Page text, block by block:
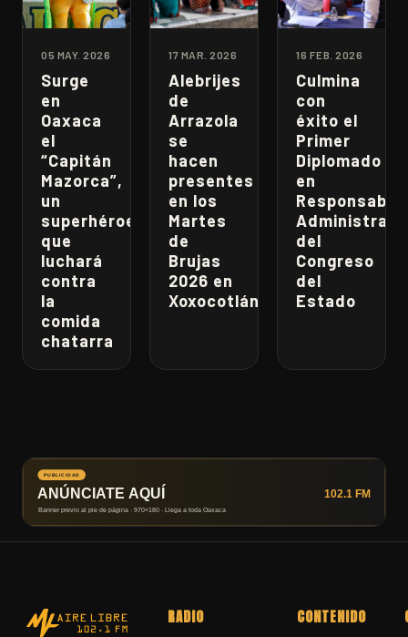
05 MAY. 2026
Surge
en
Oaxaca
el
“Capitán
Mazorca”,
un
superhéroe
que
luchará
contra
la
comida
chatarra
17 MAR. 2026
Alebrijes
de
Arrazola
se
hacen
presentes
en los
Martes
de
Brujas
2026 en
Xoxocotlán
16 FEB. 2026
Culmina
con
éxito el
Primer
Diplomado
en
del
Congreso
del
Estado
RADIO CONTENIDO